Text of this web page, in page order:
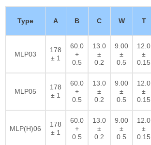
Type A B C W T
MLP03
178
± 1
60.0
+
0.5
13.0
±
0.2
9.00
±
0.5
12.0
±
0.15
MLP05
178
± 1
60.0
+
0.5
13.0
±
0.2
9.00
±
0.5
12.0
±
0.15
MLP(H)06
178
± 1
60.0
+
0.5
13.0
±
0.2
9.00
±
0.5
12.0
±
0.15